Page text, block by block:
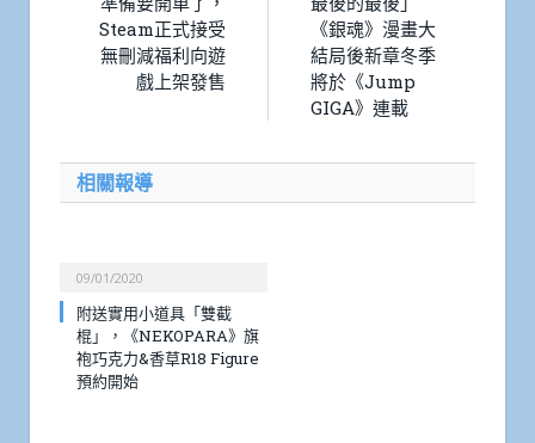
Steam正式接受
無刪減福利向遊
戲上架發售
《銀魂》漫畫大
結局後新章冬季
將於《Jump
GIGA》連載
相關報導
09/01/2020
附送實用小道具「雙截
棍」，《NEKOPARA》旗
袍巧克力&香草R18 Figure
預約開始